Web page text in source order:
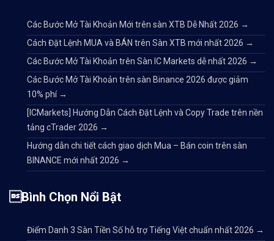
Các Bước Mở Tài Khoản Mới trên sàn XTB Dễ Nhất 2026 →
Cách Đặt Lệnh MUA và BÁN trên Sàn XTB mới nhất 2026 →
Các Bước Mở Tài Khoản trên Sàn IC Markets dễ nhất 2026 →
Các Bước Mở Tài Khoản trên sàn Binance 2026 được giảm
10% phí →
[ICMarkets] Hướng Dẫn Cách Đặt Lệnh và Copy Trade trên nền
tảng cTrader 2026 →
Hướng dẫn chi tiết cách giao dịch Mua – Bán coin trên sàn
BINANCE mới nhất 2026 →
Bình Chọn Nổi Bật
Điểm Danh 3 Sàn Tiền Số hỗ trợ Tiếng Việt chuẩn nhất 2026 →